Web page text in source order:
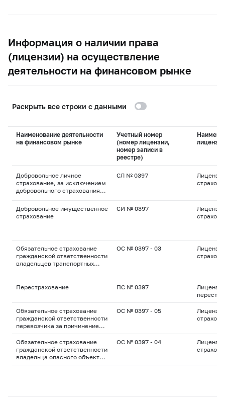
Информация о наличии права
(лицензии) на осуществление
деятельности на финансовом рынке
Раскрыть все строки с данными
Наименование деятельности
на финансовом рынке
Учетный номер
(номер лицензии,
номер записи в
реестре)
лицензии
Добровольное личное
страхование, за исключением
добровольного страхования
СЛ № 0397
Добровольное имущественное
страхование
СИ № 0397
Обязательное страхование
гражданской ответственности
владельцев транспортных
ОС № 0397 - 03
Перестрахование ПС № 0397
Обязательное страхование
гражданской ответственности
перевозчика за причинение
имуществу пассажиров
ОС № 0397 - 05
Обязательное страхование
гражданской ответственности
владельца опасного объекта
ОС № 0397 - 04